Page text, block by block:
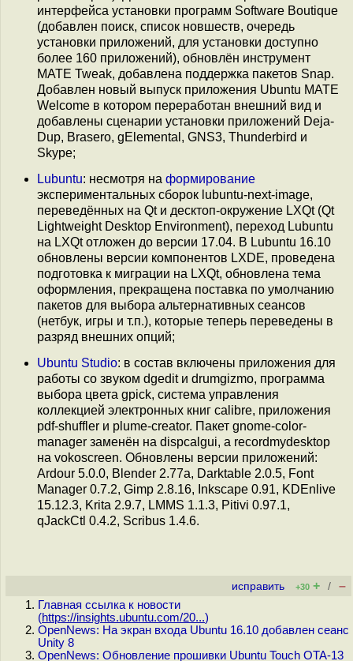
интерфейса установки программ Software Boutique
(добавлен поиск, список новшеств, очередь
установки приложений, для установки доступно
более 160 приложений), обновлён инструмент
MATE Tweak, добавлена поддержка пакетов Snap.
Добавлен новый выпуск приложения Ubuntu MATE
Welcome в котором переработан внешний вид и
добавлены сценарии установки приложений Deja-
Dup, Brasero, gElemental, GNS3, Thunderbird и
Skype;
Lubuntu: несмотря на формирование
экспериментальных сборок lubuntu-next-image,
переведённых на Qt и десктоп-окружение LXQt (Qt
Lightweight Desktop Environment), переход Lubuntu
на LXQt отложен до версии 17.04. В Lubuntu 16.10
обновлены версии компонентов LXDE, проведена
подготовка к миграции на LXQt, обновлена тема
оформления, прекращена поставка по умолчанию
пакетов для выбора альтернативных сеансов
(нетбук, игры и т.п.), которые теперь переведены в
разряд внешних опций;
Ubuntu Studio: в состав включены приложения для
работы со звуком dgedit и drumgizmo, программа
выбора цвета gpick, система управления
коллекцией электронных книг calibre, приложения
pdf-shuffler и plume-creator. Пакет gnome-color-
manager заменён на dispcalgui, а recordmydesktop
на vokoscreen. Обновлены версии приложений:
Ardour 5.0.0, Blender 2.77a, Darktable 2.0.5, Font
Manager 0.7.2, Gimp 2.8.16, Inkscape 0.91, KDEnlive
15.12.3, Krita 2.9.7, LMMS 1.1.3, Pitivi 0.97.1,
qJackCtl 0.4.2, Scribus 1.4.6.
исправить +30 + / –
Главная ссылка к новости
(https://insights.ubuntu.com/20...)
OpenNews: На экран входа Ubuntu 16.10 добавлен сеанс
Unity 8
OpenNews: Обновление прошивки Ubuntu Touch OTA-13